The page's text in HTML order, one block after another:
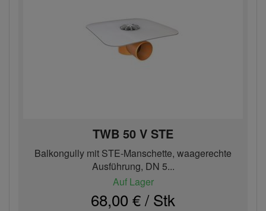
TWB 50 V STE
Balkongully mit STE-Manschette, waagerechte
Ausführung, DN 5...
Auf Lager
68,00 € / Stk